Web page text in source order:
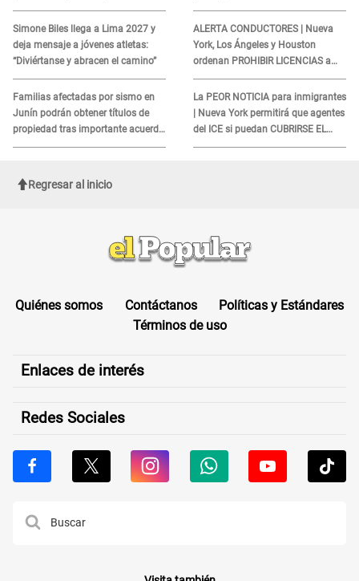
Simone Biles llega a Lima 2027 y
deja mensaje a jóvenes atletas:
“Diviértanse y abracen el camino”
Familias afectadas por sismo en
Junín podrán obtener títulos de
propiedad tras importante acuerdo
de Cofopri
ALERTA CONDUCTORES | Nueva
York, Los Ángeles y Houston
ordenan PROHIBIR LICENCIAS a
quienes no presenten ESTE
DOCUMENTO
La PEOR NOTICIA para inmigrantes
| Nueva York permitirá que agentes
del ICE si puedan CUBRIRSE EL
ROSTRO
Regresar al inicio
Quiénes somos Contáctanos
Políticas y Estándares
Términos de uso
Enlaces de interés
Redes Sociales